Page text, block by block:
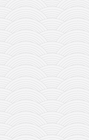
чланарина
контакт
бесплатна е-књига
термини тренинга
моја прича
моја прича
фотке
контакт